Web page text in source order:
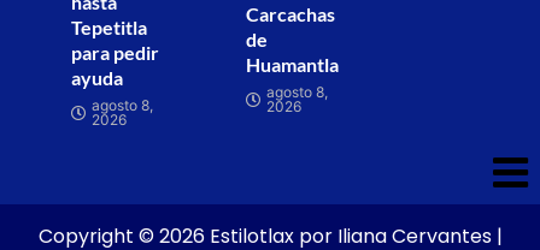
Tepetitla
para pedir
ayuda
agosto 8,
2026
Carcachas
de
Huamantla
agosto 8,
2026
Copyright © 2026 Estilotlax por Iliana Cervantes |